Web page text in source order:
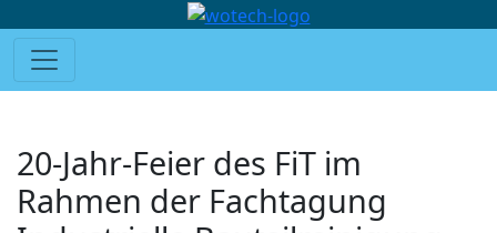
20-Jahr-Feier des FiT im
Rahmen der Fachtagung